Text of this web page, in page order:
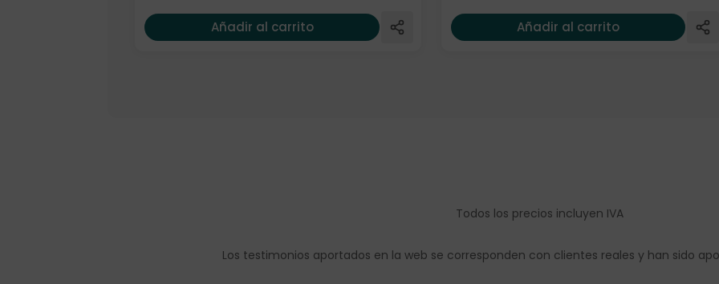
Añadir al carrito Añadir al carrito
Todos los precios incluyen IVA
Los testimonios aportados en la web se corresponden con clientes reales y han sido